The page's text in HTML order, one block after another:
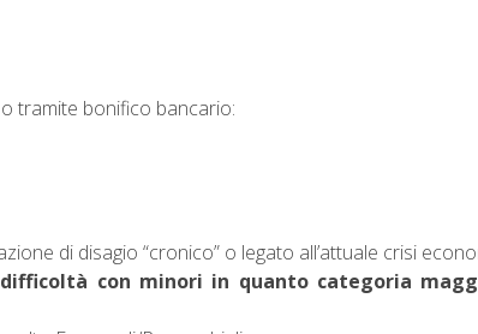
tramite bonifico bancario:
di disagio “cronico” o legato all’attuale crisi
con minori in quanto categoria